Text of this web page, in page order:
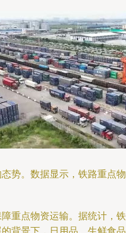
势。数据显示，铁路重
重点物资运输。据统计
背景下，日用品、生鲜食